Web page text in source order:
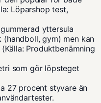
Löparshop test,
yttersula
(handboll, gym) men kan
Produktbenämning
som gör löpsteget
27 procent styvare än